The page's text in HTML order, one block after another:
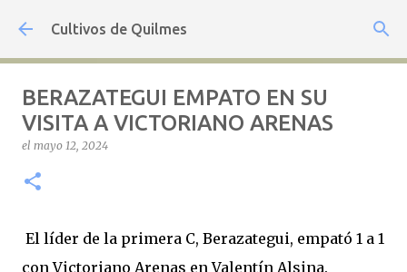
Ir al contenido principal
Cultivos de Quilmes
BERAZATEGUI EMPATO EN SU
VISITA A VICTORIANO ARENAS
el mayo 12, 2024
El líder de la primera C, Berazategui, empató 1 a 1
con Victoriano Arenas en Valentín Alsina.